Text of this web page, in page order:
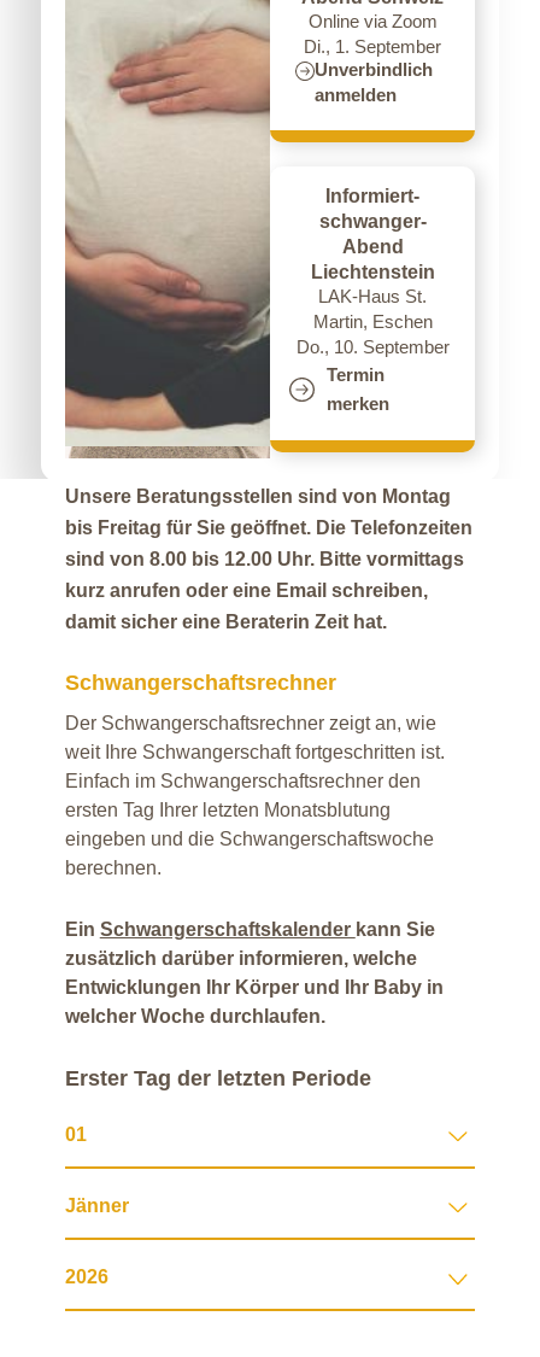
dieser Seite alle wichtigen Informationen,
nützliche Links und Downloads für Sie
zusammengestellt.
Bin ich schwanger?
Gratis Schwangerschaftstest
Schwanger oder nicht schwanger? An unseren
Beratungsstellen erhalten Sie gratis einen
Schwangerschaftstest. Dieser liefert bereits am
ersten Tag des Ausbleibens Ihrer Periode (ab
dem 10. Tag nach dem Geschlechtsverkehr)
zuverlässige Ergebnisse.
Unsere Beratungsstellen sind von Montag
bis Freitag für Sie geöffnet. Die Telefonzeiten
sind von 8.00 bis 12.00 Uhr. Bitte vormittags
kurz anrufen oder eine Email schreiben,
damit sicher eine Beraterin Zeit hat.
Schwangerschaftsrechner
Der Schwangerschaftsrechner zeigt an, wie
weit Ihre Schwangerschaft fortgeschritten ist.
Einfach im Schwangerschaftsrechner den
ersten Tag Ihrer letzten Monatsblutung
eingeben und die Schwangerschaftswoche
berechnen.
Ein Schwangerschaftskalender kann Sie
zusätzlich darüber informieren, welche
Entwicklungen Ihr Körper und Ihr Baby in
welcher Woche durchlaufen.
Erster Tag der letzten Periode
Online via Zoom
Di., 1. September
Unverbindlich
anmelden
Informiert-
schwanger-
Abend
Liechtenstein
LAK-Haus St.
Martin, Eschen
Do., 10. September
Termin
merken